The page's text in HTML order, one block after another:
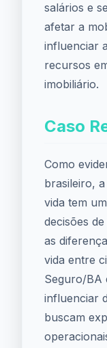
salários e
afetar a
influenciar
recursos
imobiliário.
Caso
Como
brasileiro,
vida tem
decisões
as
vida entre
Seguro/BA
influenciar
buscam